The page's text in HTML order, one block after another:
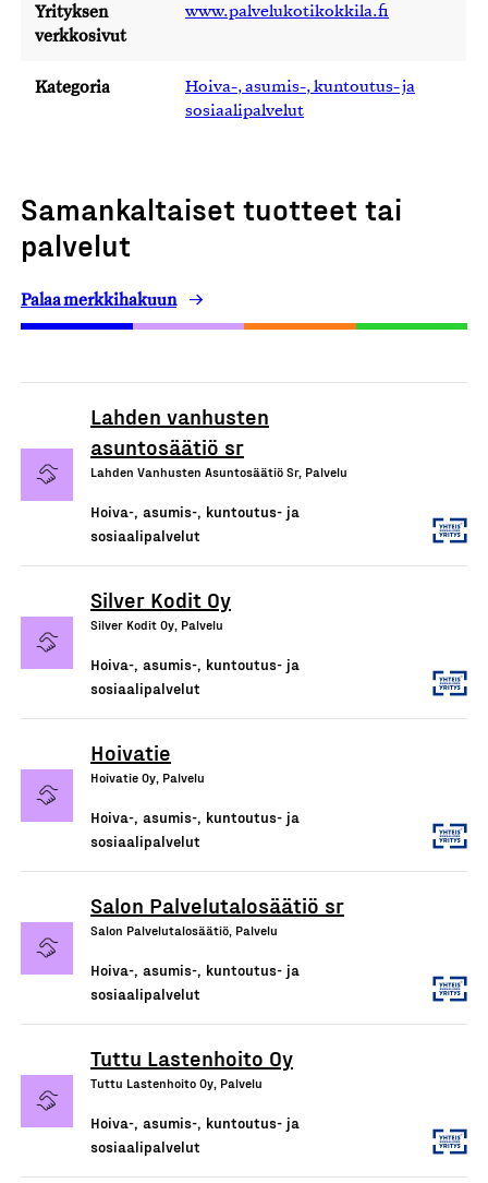
Yrityksen
verkkosivut
www.palvelukotikokkila.fi
Kategoria
Hoiva-, asumis-, kuntoutus- ja
sosiaalipalvelut
Samankaltaiset tuotteet tai
palvelut
Palaa merkkihakuun
Lahden vanhusten
asuntosäätiö sr
Lahden Vanhusten Asuntosäätiö Sr, Palvelu
Hoiva-, asumis-, kuntoutus- ja
sosiaalipalvelut
Silver Kodit Oy
Silver Kodit Oy, Palvelu
Hoiva-, asumis-, kuntoutus- ja
sosiaalipalvelut
Hoivatie
Hoivatie Oy, Palvelu
Hoiva-, asumis-, kuntoutus- ja
sosiaalipalvelut
Salon Palvelutalosäätiö sr
Salon Palvelutalosäätiö, Palvelu
Hoiva-, asumis-, kuntoutus- ja
sosiaalipalvelut
Tuttu Lastenhoito Oy
Tuttu Lastenhoito Oy, Palvelu
Hoiva-, asumis-, kuntoutus- ja
sosiaalipalvelut